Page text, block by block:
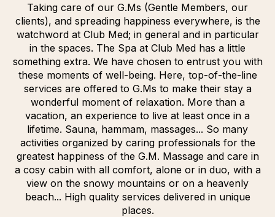
Taking care of our G.Ms (Gentle Members, our
clients), and spreading happiness everywhere, is the
watchword at Club Med; in general and in particular
in the spaces. The Spa at Club Med has a little
something extra. We have chosen to entrust you with
these moments of well-being. Here, top-of-the-line
services are offered to G.Ms to make their stay a
wonderful moment of relaxation. More than a
vacation, an experience to live at least once in a
lifetime. Sauna, hammam, massages... So many
activities organized by caring professionals for the
greatest happiness of the G.M. Massage and care in
a cosy cabin with all comfort, alone or in duo, with a
view on the snowy mountains or on a heavenly
beach... High quality services delivered in unique
places.